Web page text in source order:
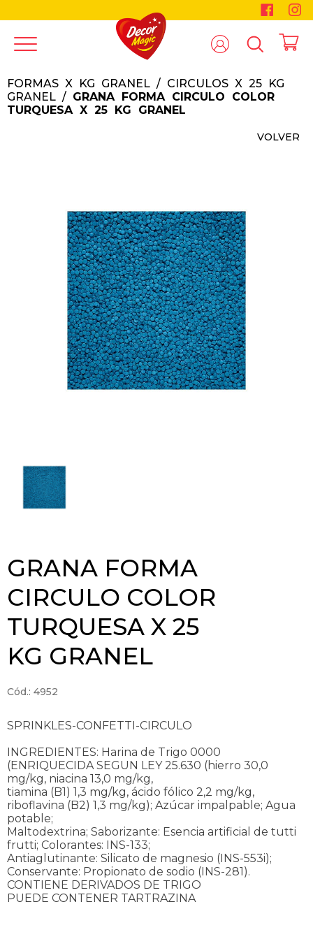
FORMAS X KG GRANEL / CIRCULOS X 25 KG
GRANEL / GRANA FORMA CIRCULO COLOR
TURQUESA X 25 KG GRANEL
VOLVER
GRANA FORMA
CIRCULO COLOR
TURQUESA X 25
KG GRANEL
Cód.: 4952
SPRINKLES-CONFETTI-CIRCULO
INGREDIENTES: Harina de Trigo 0000
(ENRIQUECIDA SEGUN LEY 25.630 (hierro 30,0
mg/kg, niacina 13,0 mg/kg,
tiamina (B1) 1,3 mg/kg, ácido fólico 2,2 mg/kg,
riboflavina (B2) 1,3 mg/kg); Azúcar impalpable; Agua
potable;
Maltodextrina; Saborizante: Esencia artificial de tutti
frutti; Colorantes: INS-133;
Antiaglutinante: Silicato de magnesio (INS-553i);
Conservante: Propionato de sodio (INS-281).
CONTIENE DERIVADOS DE TRIGO
PUEDE CONTENER TARTRAZINA